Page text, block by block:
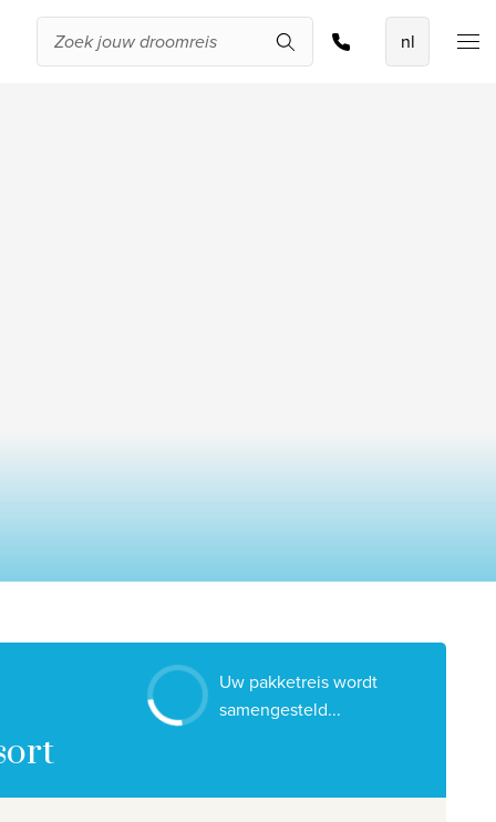
De beste
Voorwaarden
Offerte aanvragen
Uw pakketreis wordt
samengesteld...